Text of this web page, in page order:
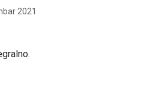
2021